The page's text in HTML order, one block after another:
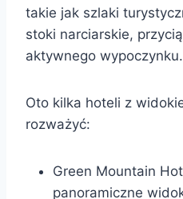
takie jak szlaki
stoki narciarskie,
aktywnego wypoczynku.
Oto kilka hoteli z
rozważyć:
Green Mountain
panoramiczne